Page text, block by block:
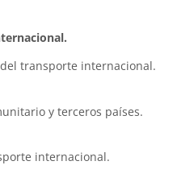
transporte internacional.
y terceros países.
internacional.